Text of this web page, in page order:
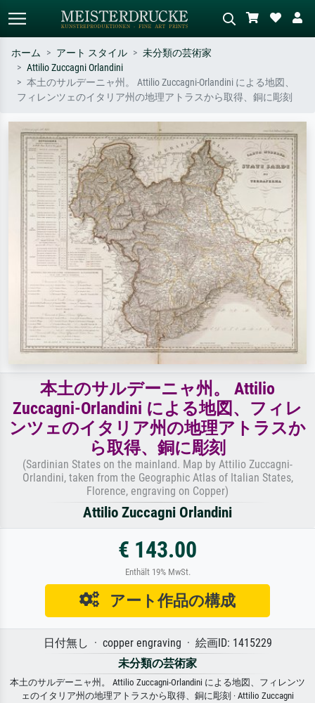
標準検索 AI画像検索
作家名・作品名・スタイルで検索
斎の波、ヌード。
シーンを説明してください – 例：
油絵、木のそばの立ち姿のヌー
ホーム アート スタイル
未分類の芸術家
Attilio Zuccagni Orlandini
本土のサルデーニャ州。 Attilio Zuccagni-Orlandini による地図、
フィレンツェのイタリア州の地理アトラスから取得、銅に彫刻
本土のサルデーニャ州。 Attilio
Zuccagni-Orlandini による地図、フィレ
ンツェのイタリア州の地理アトラスか
ら取得、銅に彫刻
(Sardinian States on the mainland. Map by Attilio Zuccagni-
Orlandini, taken from the Geographic Atlas of Italian States,
Florence, engraving on Copper)
Attilio Zuccagni Orlandini
€ 143.00
Enthält 19% MwSt.
アート作品の構成
日付無し · copper engraving · 絵画ID: 1415229
未分類の芸術家
本土のサルデーニャ州。 Attilio Zuccagni-Orlandini による地図、フィレンツ
ェのイタリア州の地理アトラスから取得、銅に彫刻 · Attilio Zuccagni